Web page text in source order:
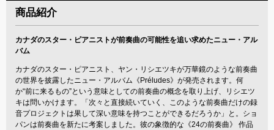
商品紹介
カナダのスター・ピアニストが前奏曲の可能性を追い求めたニュー・アル
バム
カナダのスター・ピアニスト、ヤン・リシエツキが万華鏡のような前奏曲
の世界を披露したニュー・アルバム《Préludes》が発売されます。何
か“前に来るもの”という意味としての前奏曲の概念を取り上げ、リシエツ
キは問いかけます。「次々と直接続いていく、このような前奏曲だけの録
音プロジェクトは果して深い意味を持つことができるだろうか」と。ショ
パンは前奏曲を新たに考案しました。彼の象徴的な《24の前奏曲》 作品